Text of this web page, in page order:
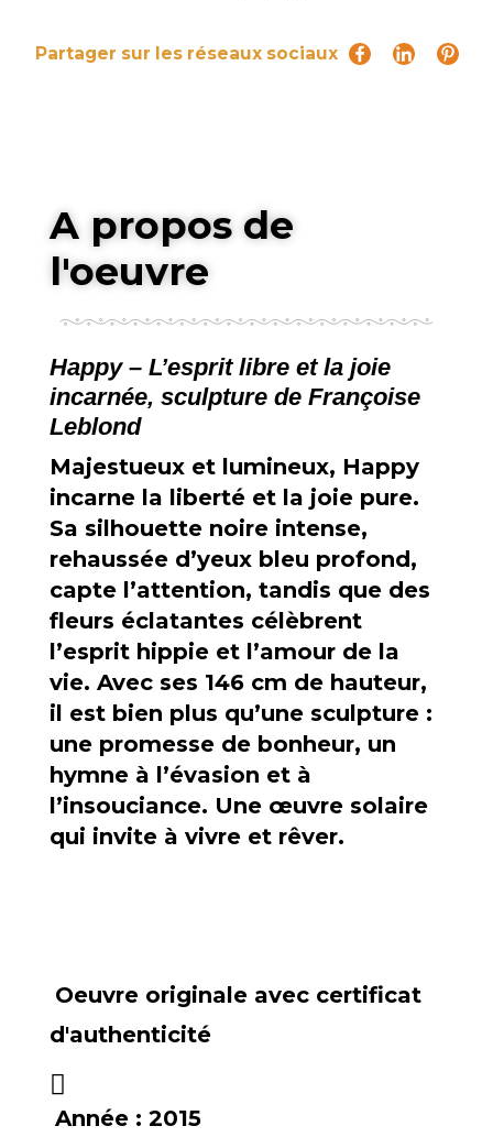
Partager sur les réseaux sociaux
A propos de
l'oeuvre
Happy – L’esprit libre et la joie
incarnée, sculpture de Françoise
Leblond
Majestueux et lumineux, Happy
incarne la liberté et la joie pure.
Sa silhouette noire intense,
rehaussée d’yeux bleu profond,
capte l’attention, tandis que des
fleurs éclatantes célèbrent
l’esprit hippie et l’amour de la
vie. Avec ses 146 cm de hauteur,
il est bien plus qu’une sculpture :
une promesse de bonheur, un
hymne à l’évasion et à
l’insouciance. Une œuvre solaire
qui invite à vivre et rêver.
Oeuvre originale avec certificat
d'authenticité
Année : 2015